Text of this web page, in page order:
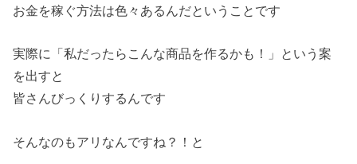
お金を稼ぐ方法は色々あるんだということです
実際に「私だったらこんな商品を作るかも！」という案
を出すと
皆さんびっくりするんです
そんなのもアリなんですね？！と